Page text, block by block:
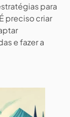
para
preciso criar
e fazer a